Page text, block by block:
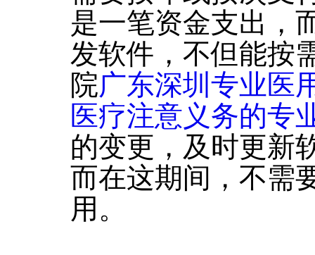
是一笔资金支出，
发软件，不但能按
院广东深圳专业医
医疗注意义务的
的变更，及时更新
而在这期间，不需
用。